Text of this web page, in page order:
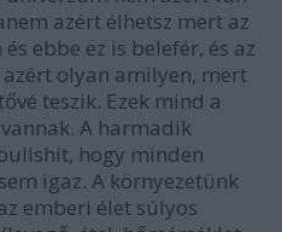
azért élhetsz mert az
ebbe ez is belefér, és az
olyan amilyen, mert
teszik. Ezek mind a
A harmadik
hogy minden
igaz. A környezetünk
emberi élet súlyos